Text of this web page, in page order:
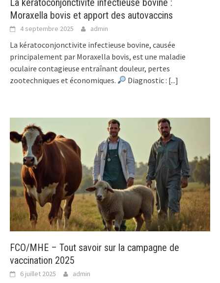
Moraxella bovis et apport des autovaccins
4 septembre 2025 admin
La kératoconjonctivite infectieuse bovine, causée
principalement par Moraxella bovis, est une maladie
oculaire contagieuse entraînant douleur, pertes
zootechniques et économiques.
Diagnostic : [...]
FCO/MHE – Tout savoir sur la campagne de
vaccination 2025
6 juillet 2025 admin